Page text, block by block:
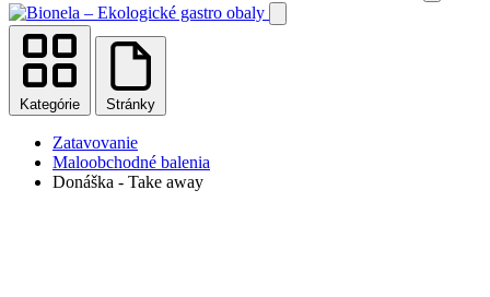
Kategórie Stránky
Zatavovanie
Maloobchodné balenia
Donáška - Take away